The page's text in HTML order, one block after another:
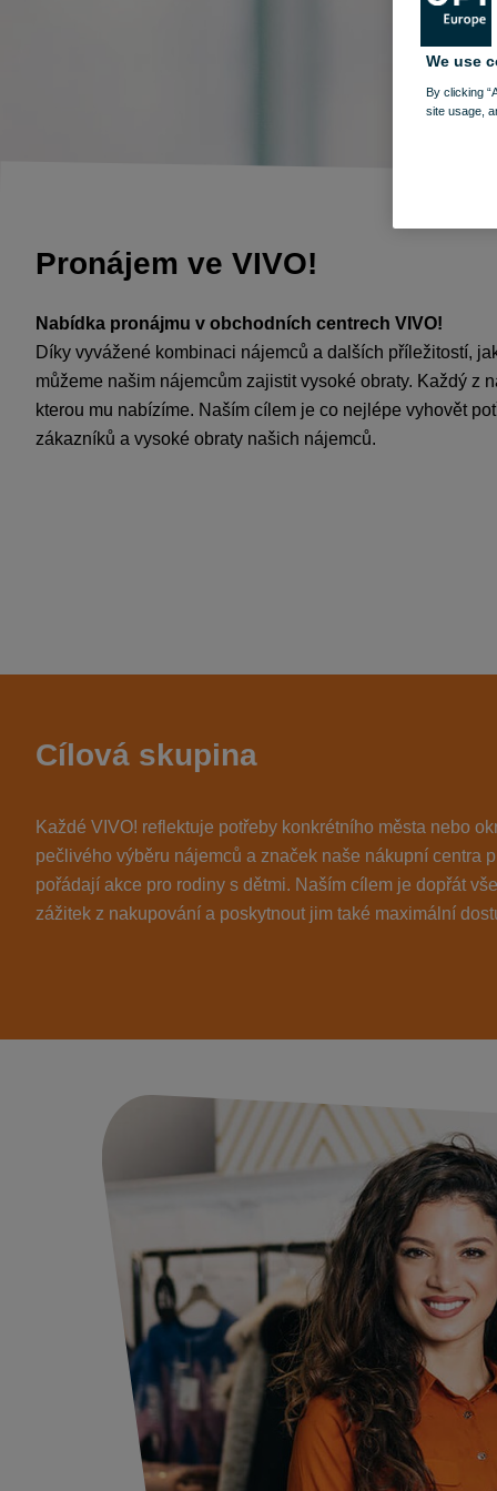
Pronájem ve VIVO!
Nabídka pronájmu v obchodních centrech VIVO!
Díky vyvážené kombinaci nájemců a dalších příležitostí,
můžeme našim nájemcům zajistit vysoké obraty. Každý z
kterou mu nabízíme. Naším cílem je co nejlépe vyhovět
zákazníků a vysoké obraty našich nájemců.
Cílová skupina
Každé VIVO! reflektuje potřeby konkrétního města nebo
pečlivého výběru nájemců a značek naše nákupní centra
pořádají akce pro rodiny s dětmi. Naším cílem je dopřát
zážitek z nakupování a poskytnout jim také maximální
We use
By clicking
site usage,